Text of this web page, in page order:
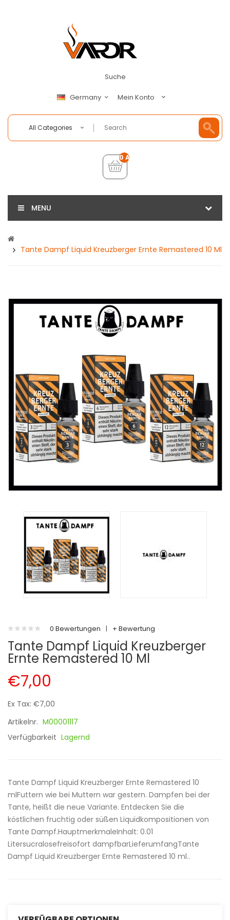
Suche
Germany Mein Konto
All Categories
0 Artikel - €0,00
MENU
Tante Dampf Liquid Kreuzberger Ernte Remastered 10 Ml
0 Bewertungen | + Bewertung
Tante Dampf Liquid Kreuzberger
Ernte Remastered 10 Ml
€7,00
Ex Tax: €7,00
Artikelnr. M00001117
Verfügbarkeit Lagernd
Tante Dampf Liquid Kreuzberger Ernte Remastered 10
mlFuttern wie bei Muttern war gestern. Dampfen bei der
Tante, heißt die neue Variante. Entdecken Sie die
köstlichen fruchtig oder süßen Liquidkompositionen von
Tante Dampf.HauptmerkmaleInhalt: 0.01
Litersucralosefreisofort dampfbarLieferumfangTante
Dampf Liquid Kreuzberger Ernte Remastered 10 ml..